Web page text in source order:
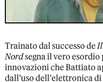
Trainato dal successo deIl
Nordsegna il vero
innovazioni che Battiato
dall’uso dell’elettronica